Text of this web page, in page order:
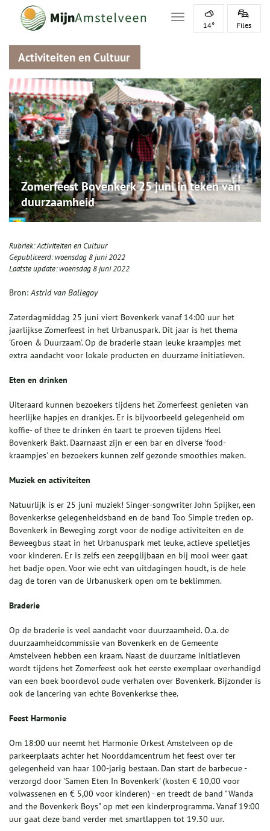
Toggle navigation
14° Files
Activiteiten en Cultuur
Zomerfeest Bovenkerk 25 juni in teken van
duurzaamheid
Rubriek:Activiteiten en Cultuur
Gepubliceerd:woensdag 8 juni 2022
Laatste update:woensdag 8 juni 2022
Bron:Astrid van Ballegoy
Zaterdagmiddag 25 juni viert Bovenkerk vanaf 14:00 uur het
jaarlijkse Zomerfeest in het Urbanuspark. Dit jaar is het thema
'Groen & Duurzaam'. Op de braderie staan leuke kraampjes met
extra aandacht voor lokale producten en duurzame initiatieven.
Eten en drinken
Uiteraard kunnen bezoekers tijdens het Zomerfeest genieten van
heerlijke hapjes en drankjes. Er is bijvoorbeeld gelegenheid om
koffie- of thee te drinken én taart te proeven tijdens Heel
Bovenkerk Bakt. Daarnaast zijn er een bar en diverse 'food-
kraampjes' en bezoekers kunnen zelf gezonde smoothies maken.
Muziek en activiteiten
Natuurlijk is er 25 juni muziek! Singer-songwriter John Spijker, een
Bovenkerkse gelegenheidsband en de band Too Simple treden op.
Bovenkerk in Beweging zorgt voor de nodige activiteiten en de
Beweegbus staat in het Urbanuspark met leuke, actieve spelletjes
voor kinderen. Er is zelfs een zeepglijbaan en bij mooi weer gaat
het badje open. Voor wie echt van uitdagingen houdt, is de hele
dag de toren van de Urbanuskerk open om te beklimmen.
Braderie
Op de braderie is veel aandacht voor duurzaamheid. O.a. de
duurzaamheidcommissie van Bovenkerk en de Gemeente
Amstelveen hebben een kraam. Naast de duurzame initiatieven
wordt tijdens het Zomerfeest ook het eerste exemplaar overhandigd
van een boek boordevol oude verhalen over Bovenkerk. Bijzonder is
ook de lancering van echte Bovenkerkse thee.
Feest Harmonie
Om 18:00 uur neemt het Harmonie Orkest Amstelveen op de
parkeerplaats achter het Noorddamcentrum het feest over ter
gelegenheid van haar 100-jarig bestaan. Dan start de barbecue -
verzorgd door 'Samen Eten In Bovenkerk' (kosten € 10,00 voor
volwassenen en € 5,00 voor kinderen) - en treedt de band "Wanda
and the Bovenkerk Boys" op met een kinderprogramma. Vanaf 19:00
uur gaat deze band verder met smartlappen tot 19.30 uur.